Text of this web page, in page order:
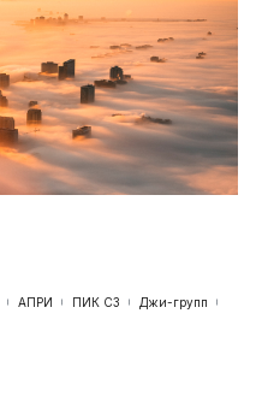
АПРИ ПИК СЗ
Джи-групп